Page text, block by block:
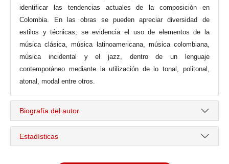
identificar las tendencias actuales de la composición en
Colombia. En las obras se pueden apreciar diversidad de
estilos y técnicas; se evidencia el uso de elementos de la
música clásica, música latinoamericana, música colombiana,
música incidental y el jazz, dentro de un lenguaje
contemporáneo mediante la utilización de lo tonal, politonal,
atonal, modal entre otros.
Biografía del autor
Estadísticas